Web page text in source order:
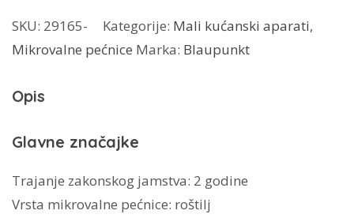
digitalna
SCMW20GDS
SKU: 29165- Kategorije: Mali kućanski aparati,
Mikrovalne pećnice Marka: Blaupunkt
Opis
Glavne značajke
Trajanje zakonskog jamstva: 2 godine
Vrsta mikrovalne pećnice: roštilj